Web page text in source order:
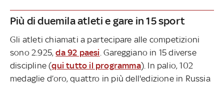
Più di duemila atleti e gare in 15 sport
Gli atleti chiamati a partecipare alle competizioni
sono 2.925,da 92 paesi. Gareggiano in 15 diverse
discipline (qui tutto il programma). In palio, 102
medaglie d’oro, quattro in più dell'edizione in Russia